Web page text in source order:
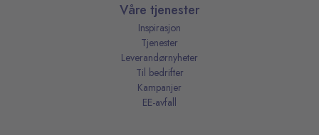
Våre tjenester
Inspirasjon
Tjenester
Leverandørnyheter
Til bedrifter
Kampanjer
EE-avfall